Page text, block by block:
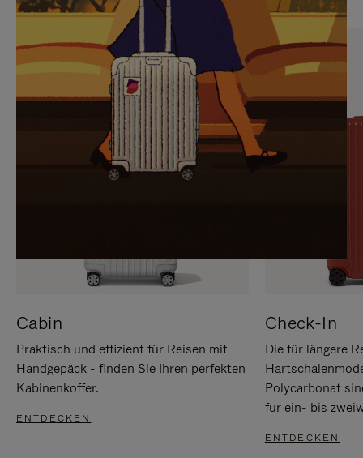
SIE,
UM
ANZUHALTEN
AUFHEBEN
DER
STUMMSCHALTUNG
Cabin
Praktisch und effizient für Reisen mit
Handgepäck - finden Sie Ihren perfekten
Kabinenkoffer.
ENTDECKEN
Check-In
Die für längere
Polycarbonat
für ein- bis
ENTDECKEN